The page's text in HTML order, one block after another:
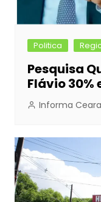
Politica
Pesquisa
Flávio 30%
Informa Ceara